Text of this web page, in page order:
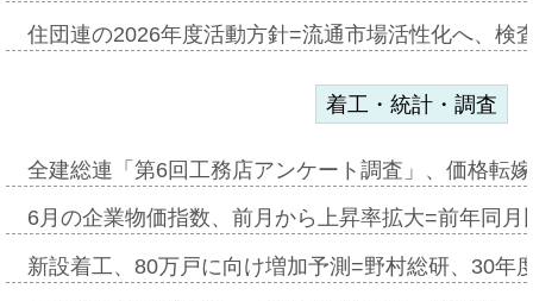
住団連の2026年度活動方針=流通市場活性化へ、検
着工・統計・調査
全建総連「第6回工務店アンケート調査」、価格転
6月の企業物価指数、前月から上昇率拡大=前年同
新設着工、80万戸に向け増加予測=野村総研、30年